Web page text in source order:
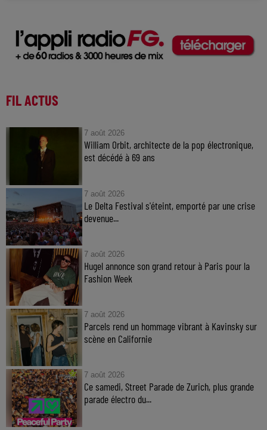
FIL ACTUS
7 août 2026
William Orbit, architecte de la pop électronique,
est décédé à 69 ans
7 août 2026
Le Delta Festival s'éteint, emporté par une crise
devenue...
7 août 2026
Hugel annonce son grand retour à Paris pour la
Fashion Week
7 août 2026
Parcels rend un hommage vibrant à Kavinsky sur
scène en Californie
7 août 2026
Ce samedi, Street Parade de Zurich, plus grande
parade électro du...